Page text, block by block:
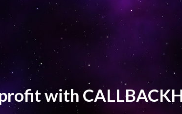
with